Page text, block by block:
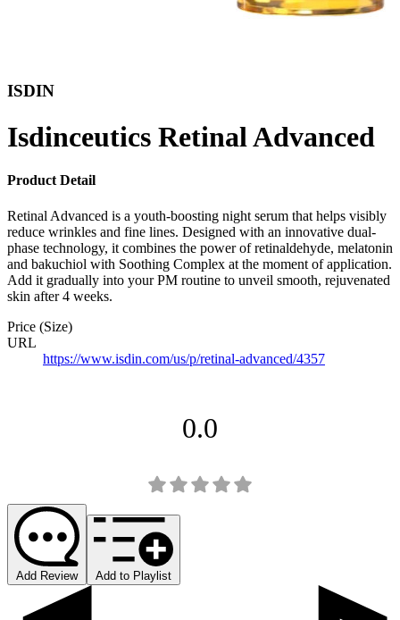
ISDIN
Isdinceutics Retinal Advanced
Product Detail
Retinal Advanced is a youth-boosting night serum that helps visibly
reduce wrinkles and fine lines. Designed with an innovative dual-
phase technology, it combines the power of retinaldehyde, melatonin
and bakuchiol with Soothing Complex at the moment of application.
Add it gradually into your PM routine to unveil smooth, rejuvenated
skin after 4 weeks.
Price (Size)
URL
https://www.isdin.com/us/p/retinal-advanced/4357
0.0
Add Review Add to Playlist